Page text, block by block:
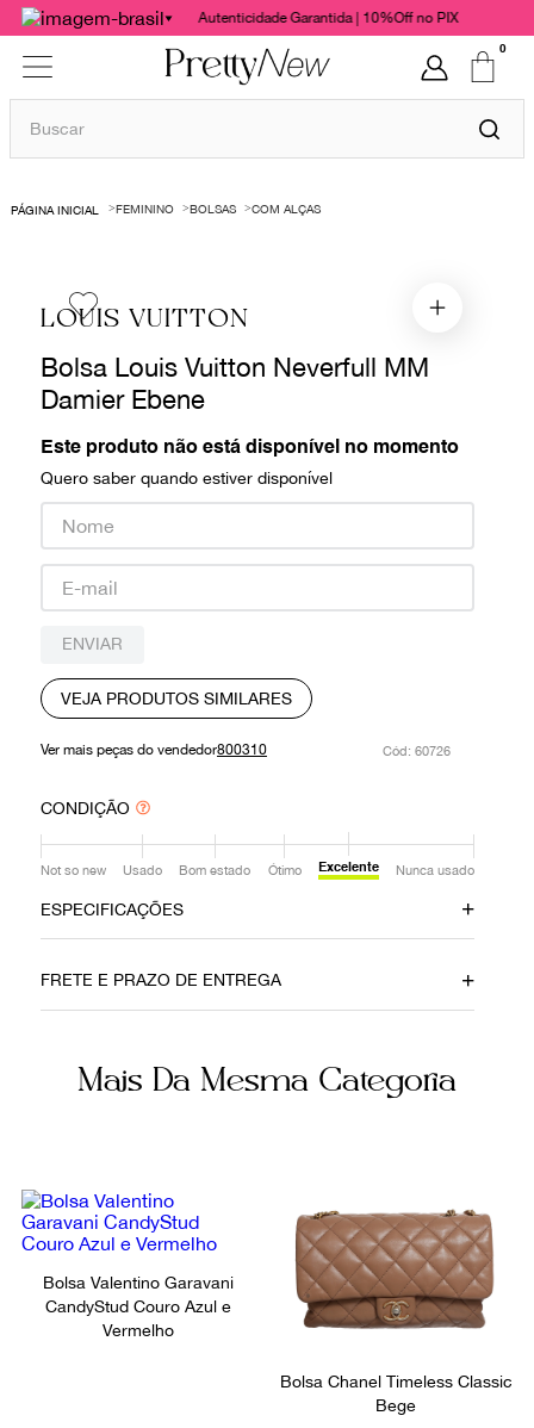
Autenticidade Garantida | 10%Off no PIX
0
Buscar
FEMININO BOLSAS COM ALÇAS
LOUIS VUITTON
Bolsa Louis Vuitton Neverfull MM
Damier Ebene
Este produto não está disponível no momento
Quero saber quando estiver disponível
ENVIAR
VEJA PRODUTOS SIMILARES
Ver mais peças do vendedor800310 : 60726
CONDIÇÃO
Not so new Usado Bom estado Ótimo Excelente Nunca usado
ESPECIFICAÇÕES
30092019 Canvas
Marrom Encaixe
Ocasião
Dia a Dia
FRETE E PRAZO DE ENTREGA
Mais Da Mesma Categoria
Bolsa Valentino Garavani
CandyStud Couro Azul e
Vermelho
Bolsa Chanel Timeless Classic
Bege
1º
bolsas
chanel
gucci
paula raia
burberry
prada
louis vuitton